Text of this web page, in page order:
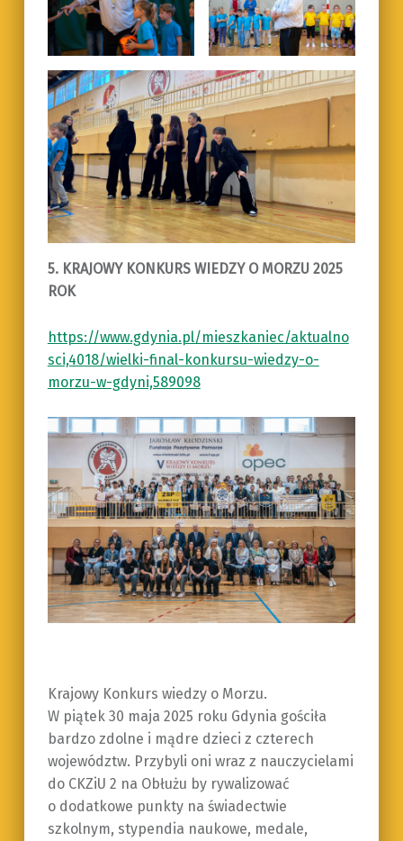
5. KRAJOWY KONKURS WIEDZY O MORZU 2025
ROK
https://www.gdynia.pl/mieszkaniec/aktualno
sci,4018/wielki-final-konkursu-wiedzy-o-
morzu-w-gdyni,589098
Krajowy Konkurs wiedzy o Morzu.
W piątek 30 maja 2025 roku Gdynia gościła
bardzo zdolne i mądre dzieci z czterech
województw. Przybyli oni wraz z nauczycielami
do CKZiU 2 na Obłużu by rywalizować
o dodatkowe punkty na świadectwie
szkolnym, stypendia naukowe, medale,